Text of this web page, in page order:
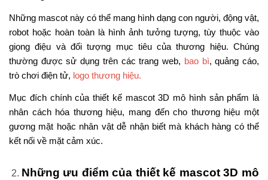
Những mascot này có thể mang hình dạng con người, động vật,
robot hoặc hoàn toàn là hình ảnh tưởng tượng, tùy thuộc vào
giọng điệu và đối tượng mục tiêu của thương hiệu. Chúng
thường được sử dụng trên các trang web, bao bì, quảng cáo,
trò chơi điện tử, logo thương hiệu.
Mục đích chính của thiết kế mascot 3D mô hình sản phẩm là
nhân cách hóa thương hiệu, mang đến cho thương hiệu một
gương mặt hoặc nhân vật dễ nhận biết mà khách hàng có thể
kết nối về mặt cảm xúc.
Những ưu điểm của thiết kế mascot 3D mô